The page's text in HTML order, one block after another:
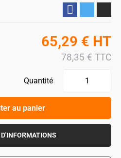
65,29 € HT
78,35 € TTC
Quantité
au panier